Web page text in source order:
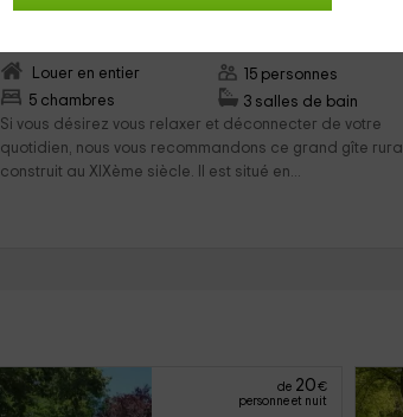
Berry Bouy, Cher
Louer en entier
5 chambres
15 personnes
3 salles de bain
Si vous désirez vous relaxer et déconnecter de votre
quotidien, nous vous recommandons ce grand gîte rural
construit au XIXème siècle. Il est situé en...
de 20 €
personne et nuit